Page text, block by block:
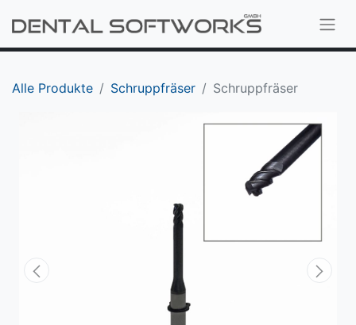
Alle Produkte Schruppfräser Schruppfräser